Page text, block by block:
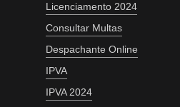
Licenciamento 2024
Consultar Multas
Despachante Online
IPVA
IPVA 2024